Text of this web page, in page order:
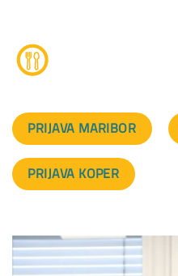
PRIJAVA MARIBOR
PRIJAVA KOPER